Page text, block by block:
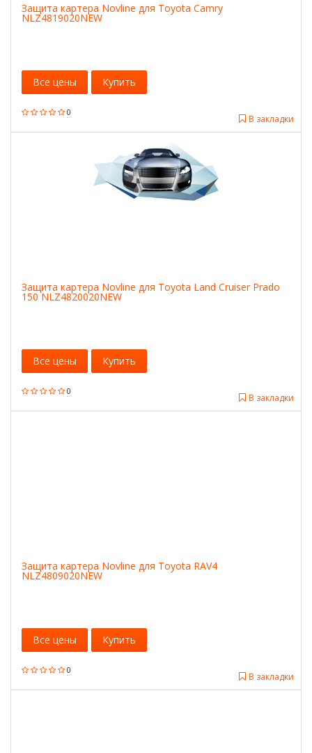
Защита картера Novline для Toyota Camry
NLZ4819020NEW
0
В закладки
Все цены Купить
Защита картера Novline для Toyota Land Cruiser Prado
150 NLZ4820020NEW
0
В закладки
Все цены Купить
Защита картера Novline для Toyota RAV4
NLZ4809020NEW
0
В закладки
Все цены Купить